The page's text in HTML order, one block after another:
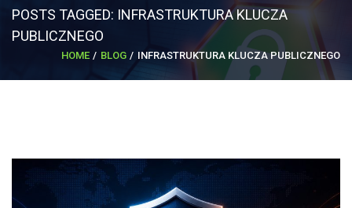
POSTS TAGGED: INFRASTRUKTURA KLUCZA
PUBLICZNEGO
HOME BLOG INFRASTRUKTURA KLUCZA PUBLICZNEGO